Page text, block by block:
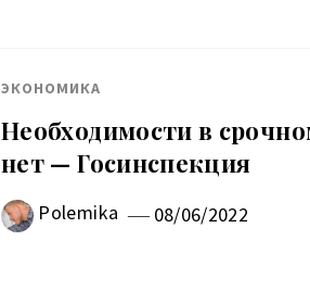
ЭКОНОМИКА
Необходимости в
нет — Госинспекция
Polemika 08/06/2022